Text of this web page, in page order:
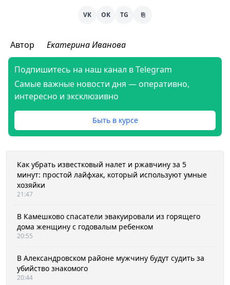
VK OK TG ⎘
Автор Екатерина Иванова
Подпишитесь на наш канал в Telegram
Самые важные новости дня — оперативно,
интересно и эксклюзивно
Быть в курсе
Как убрать известковый налет и ржавчину за 5
минут: простой лайфхак, который используют умные
хозяйки
21:47
В Камешково спасатели эвакуировали из горящего
дома женщину с годовалым ребенком
20:55
В Александровском районе мужчину будут судить за
убийство знакомого
20:44